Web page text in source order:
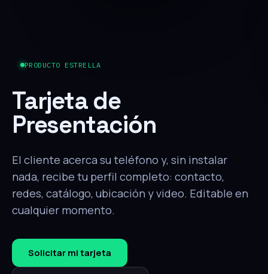
PRODUCTO ESTRELLA
Tarjeta de
Presentación
El cliente acerca su teléfono y, sin instalar
nada, recibe tu perfil completo: contacto,
redes, catálogo, ubicación y video. Editable en
cualquier momento.
Solicitar mi tarjeta